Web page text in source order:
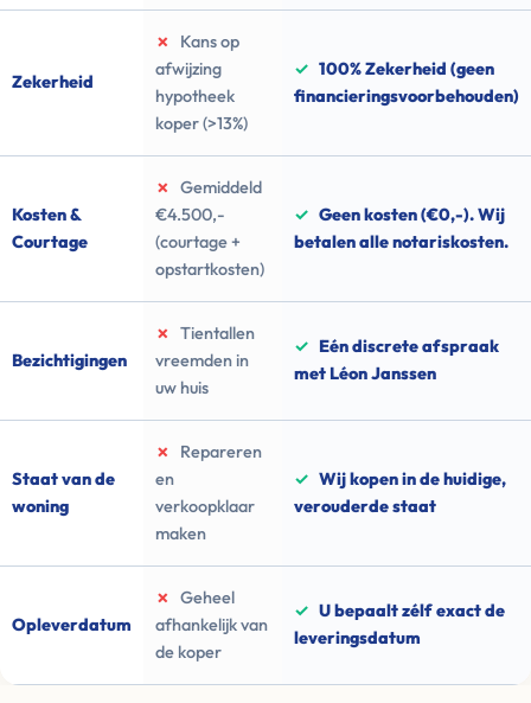
Zekerheid
✗
Kans op
afwijzing
hypotheek
koper (>13%)
✓ 100% Zekerheid (geen
financieringsvoorbehouden)
Kosten &
Courtage
✗
Gemiddeld
€4.500,-
(courtage +
opstartkosten)
✓ Geen kosten (€0,-). Wij
betalen alle notariskosten.
Bezichtigingen
✗
Tientallen
vreemden in
uw huis
✓ Eén discrete afspraak
met Léon Janssen
Staat van de
woning
✗
Repareren
en
verkoopklaar
maken
✓ Wij kopen in de huidige,
verouderde staat
Opleverdatum
✗
Geheel
afhankelijk van
de koper
✓ U bepaalt zélf exact de
leveringsdatum